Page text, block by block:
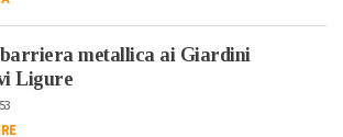
metallica ai Giardini
Ligure